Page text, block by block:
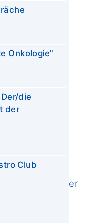
of Oncology
Onkologie
Onkologie"
die
der
Club